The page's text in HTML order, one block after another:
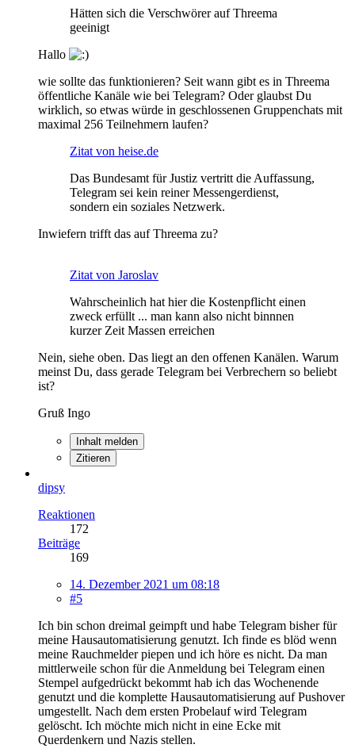
Hätten sich die Verschwörer auf Threema
geeinigt
Hallo
wie sollte das funktionieren? Seit wann gibt es in Threema
öffentliche Kanäle wie bei Telegram? Oder glaubst Du
wirklich, so etwas würde in geschlossenen Gruppenchats mit
maximal 256 Teilnehmern laufen?
Zitat von heise.de
Das Bundesamt für Justiz vertritt die Auffassung,
Telegram sei kein reiner Messengerdienst,
sondern ein soziales Netzwerk.
Inwiefern trifft das auf Threema zu?
Zitat von Jaroslav
Wahrscheinlich hat hier die Kostenpflicht einen
zweck erfüllt ... man kann also nicht binnnen
kurzer Zeit Massen erreichen
Nein, siehe oben. Das liegt an den offenen Kanälen. Warum
meinst Du, dass gerade Telegram bei Verbrechern so beliebt
ist?
Gruß Ingo
Inhalt melden
Zitieren
dipsy
Reaktionen
172
Beiträge
169
14. Dezember 2021 um 08:18
#5
Ich bin schon dreimal geimpft und habe Telegram bisher für
meine Hausautomatisierung genutzt. Ich finde es blöd wenn
meine Rauchmelder piepen und ich höre es nicht. Da man
mittlerweile schon für die Anmeldung bei Telegram einen
Stempel aufgedrückt bekommt hab ich das Wochenende
genutzt und die komplette Hausautomatisierung auf Pushover
umgestellt. Nach dem ersten Probelauf wird Telegram
gelöscht. Ich möchte mich nicht in eine Ecke mit
Querdenkern und Nazis stellen.